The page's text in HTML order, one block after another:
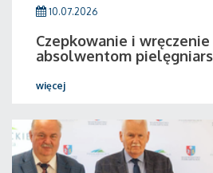
10.07.2026
Czepkowanie i
absolwentom
więcej